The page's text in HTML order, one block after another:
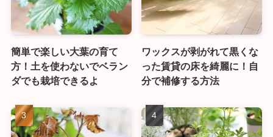
簡単で楽しい大葉の育て
方！土を使わないでベラン
ダでも栽培できるよ
ワックスが剥がれて黒くな
った賃貸の床を綺麗に！自
分で補修する方法